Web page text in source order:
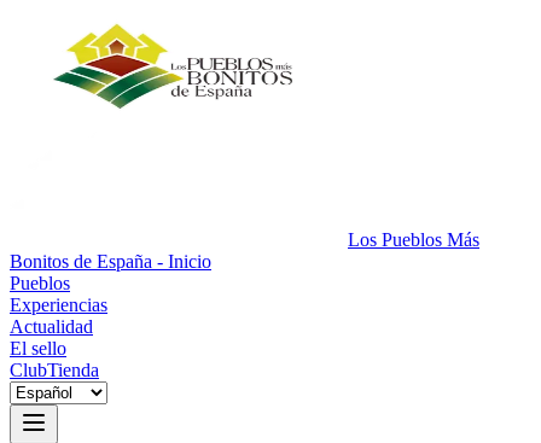
Los Pueblos Más
Bonitos de España - Inicio
Pueblos
Experiencias
Actualidad
El sello
ClubTienda